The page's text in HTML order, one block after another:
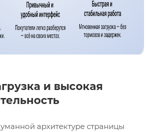
и высокая
архитектуре страницы